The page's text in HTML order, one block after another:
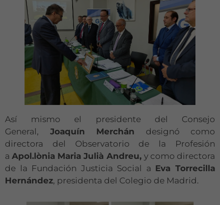
Así mismo el presidente del Consejo
General, Joaquín Merchán designó como
directora del Observatorio de la Profesión
aApol.lònia Maria Julià Andreu, y como directora
de la Fundación Justicia Social a Eva Torrecilla
Hernández, presidenta del Colegio de Madrid.